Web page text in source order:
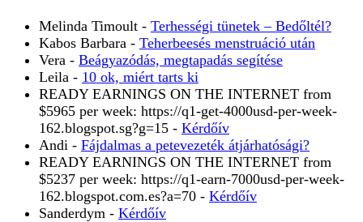
Melinda Timoult - Terhességi tünetek – Bedőltél?
Kabos Barbara - Teherbeesés menstruáció után
Vera - Beágyazódás, megtapadás segítése
Leila - 10 ok, miért tarts ki
READY EARNINGS ON THE INTERNET from
$5965 per week: https://q1-get-4000usd-per-week-
162.blogspot.sg?g=15 - Kérdőív
Andi - Fájdalmas a petevezeték átjárhatósági?
READY EARNINGS ON THE INTERNET from
$5237 per week: https://q1-earn-7000usd-per-week-
162.blogspot.com.es?a=70 - Kérdőív
Sanderdym - Kérdőív